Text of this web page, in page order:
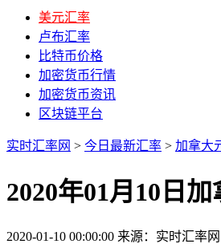
美元汇率
卢布汇率
比特币价格
加密货币行情
加密货币资讯
区块链平台
实时汇率网 > 今日最新汇率 > 加拿大
2020年01月10日
2020-01-10 00:00:00 来源：实时汇率网